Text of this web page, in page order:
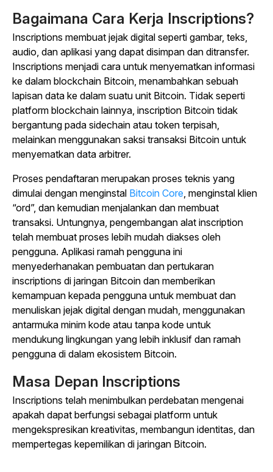
Bagaimana Cara Kerja Inscriptions?
Inscriptions membuat jejak digital seperti gambar, teks,
audio, dan aplikasi yang dapat disimpan dan ditransfer.
Inscriptions menjadi cara untuk menyematkan informasi
ke dalam blockchain Bitcoin, menambahkan sebuah
lapisan data ke dalam suatu unit Bitcoin. Tidak seperti
platform blockchain lainnya, inscription Bitcoin tidak
bergantung pada sidechain atau token terpisah,
melainkan menggunakan saksi transaksi Bitcoin untuk
menyematkan data arbitrer.
Proses pendaftaran merupakan proses teknis yang
dimulai dengan menginstal Bitcoin Core, menginstal klien
“ord”, dan kemudian menjalankan dan membuat
transaksi. Untungnya, pengembangan alat inscription
telah membuat proses lebih mudah diakses oleh
pengguna. Aplikasi ramah pengguna ini
menyederhanakan pembuatan dan pertukaran
inscriptions di jaringan Bitcoin dan memberikan
kemampuan kepada pengguna untuk membuat dan
menuliskan jejak digital dengan mudah, menggunakan
antarmuka minim kode atau tanpa kode untuk
mendukung lingkungan yang lebih inklusif dan ramah
pengguna di dalam ekosistem Bitcoin.
Masa Depan Inscriptions
Inscriptions telah menimbulkan perdebatan mengenai
apakah dapat berfungsi sebagai platform untuk
mengekspresikan kreativitas, membangun identitas, dan
mempertegas kepemilikan di jaringan Bitcoin.